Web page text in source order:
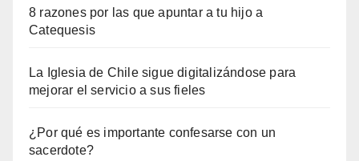
8 razones por las que apuntar a tu hijo a
Catequesis
La Iglesia de Chile sigue digitalizándose para
mejorar el servicio a sus fieles
¿Por qué es importante confesarse con un
sacerdote?